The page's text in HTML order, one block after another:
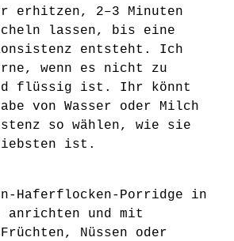
erhitzen, 2–3 Minuten
lassen, bis eine
entsteht. Ich
wenn es nicht zu
flüssig ist. Ihr könnt
von Wasser oder Milch
so wählen, wie sie
ist.
Haferflocken-Porridge in
anrichten und mit
Nüssen oder